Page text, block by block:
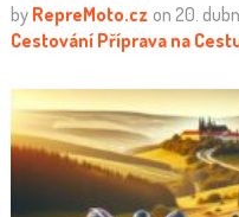
by RepreMoto.cz on 20.
Cestování Příprava na